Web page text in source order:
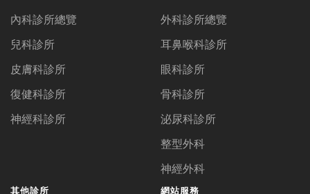
內科診所總覽
兒科診所
皮膚科診所
復健科診所
神經科診所
外科診所總覽
耳鼻喉科診所
眼科診所
骨科診所
泌尿科診所
整型外科
神經外科
其他診所 網站服務